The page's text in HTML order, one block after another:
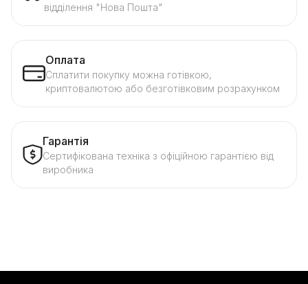
відділення "Нова Пошта"
Оплата
Сплатити покупку можна готівкою,
криптовалютою або безготівковим розрахунком
Гарантія
Сертифікована техніка з офіційною гарантією від
виробника